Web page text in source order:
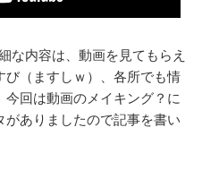
な内容は、動画を見てもらえ
び（ますしｗ）、各所でも情
回は動画のメイキング？に
ありましたので記事を書い